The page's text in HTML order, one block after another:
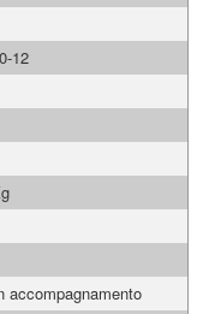
12
accompagnamento